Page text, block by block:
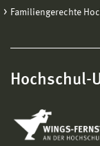
Familiengerechte
Hochschul-